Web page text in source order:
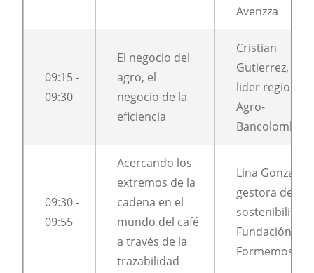
Avenzza
09:15 -
09:30
El negocio del
agro, el
negocio de la
eficiencia
Cristian
Gutierrez,
lider regional
Agro-
Bancolombia
09:30 -
09:55
Acercando los
extremos de la
cadena en el
mundo del café
a través de la
trazabilidad
Lina Gonzalez,
gestora de
sostenibilidad,
Fundación
Formemos